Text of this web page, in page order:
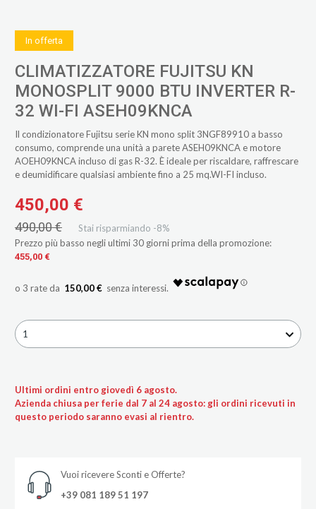
In offerta
CLIMATIZZATORE FUJITSU KN
MONOSPLIT 9000 BTU INVERTER R-
32 WI-FI ASEH09KNCA
Il condizionatore Fujitsu serie KN mono split 3NGF89910 a basso
consumo, comprende una unità a parete ASEH09KNCA e motore
AOEH09KNCA incluso di gas R-32. È ideale per riscaldare, raffrescare
e deumidificare qualsiasi ambiente fino a 25 mq.WI-FI incluso.
450,00 €
490,00 €
Stai risparmiando -8%
Prezzo più basso negli ultimi 30 giorni prima della promozione:
455,00 €
150,00 €
1
Ultimi ordini entro giovedì 6 agosto.
Azienda chiusa per ferie dal 7 al 24 agosto: gli ordini ricevuti in
questo periodo saranno evasi al rientro.
Vuoi ricevere Sconti e Offerte?
+39 081 189 51 197